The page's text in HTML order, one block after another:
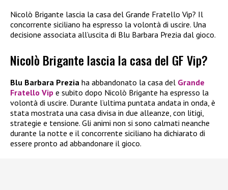
Nicolò Brigante lascia la casa del Grande Fratello Vip? Il
concorrente siciliano ha espresso la volontà di uscire. Una
decisione associata all’uscita di Blu Barbara Prezia dal gioco.
Nicolò Brigante lascia la casa del GF Vip?
Blu Barbara Prezia ha abbandonato la casa del Grande
Fratello Vip e subito dopo Nicolò Brigante ha espresso la
volontà di uscire. Durante l’ultima puntata andata in onda, è
stata mostrata una casa divisa in due alleanze, con litigi,
strategie e tensione. Gli animi non si sono calmati neanche
durante la notte e il concorrente siciliano ha dichiarato di
essere pronto ad abbandonare il gioco.